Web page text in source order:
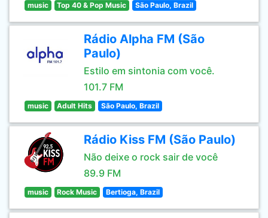
music Top 40 & Pop Music São Paulo, Brazil
Rádio Alpha FM (São
Paulo)
Estilo em sintonia com você.
101.7 FM
music Adult Hits São Paulo, Brazil
Rádio Kiss FM (São Paulo)
Não deixe o rock sair de você
89.9 FM
music Rock Music Bertioga, Brazil